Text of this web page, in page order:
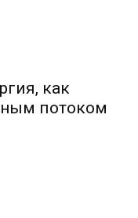
как
потоком